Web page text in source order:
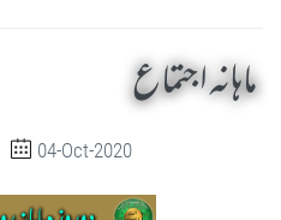
ماہانہ اجتماع
04-Oct-2020